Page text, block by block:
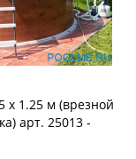
х 1.25 м (врезной
арт. 25013 -